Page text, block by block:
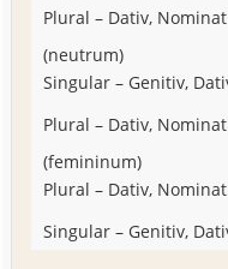
Plural – Dativ,
(neutrum)
Singular – Genitiv,
Plural – Dativ,
(femininum)
Plural – Dativ,
Singular – Genitiv,